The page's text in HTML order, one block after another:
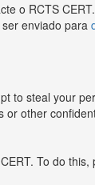
o RCTS
enviado para
to steal your
or other
To do